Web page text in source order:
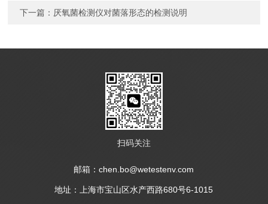
下一篇： 厌氧菌检测仪对菌落形态的检测说明
扫码关注
邮箱：chen.bo@wetestenv.com
地址：上海市宝山区水产西路680号6-1015